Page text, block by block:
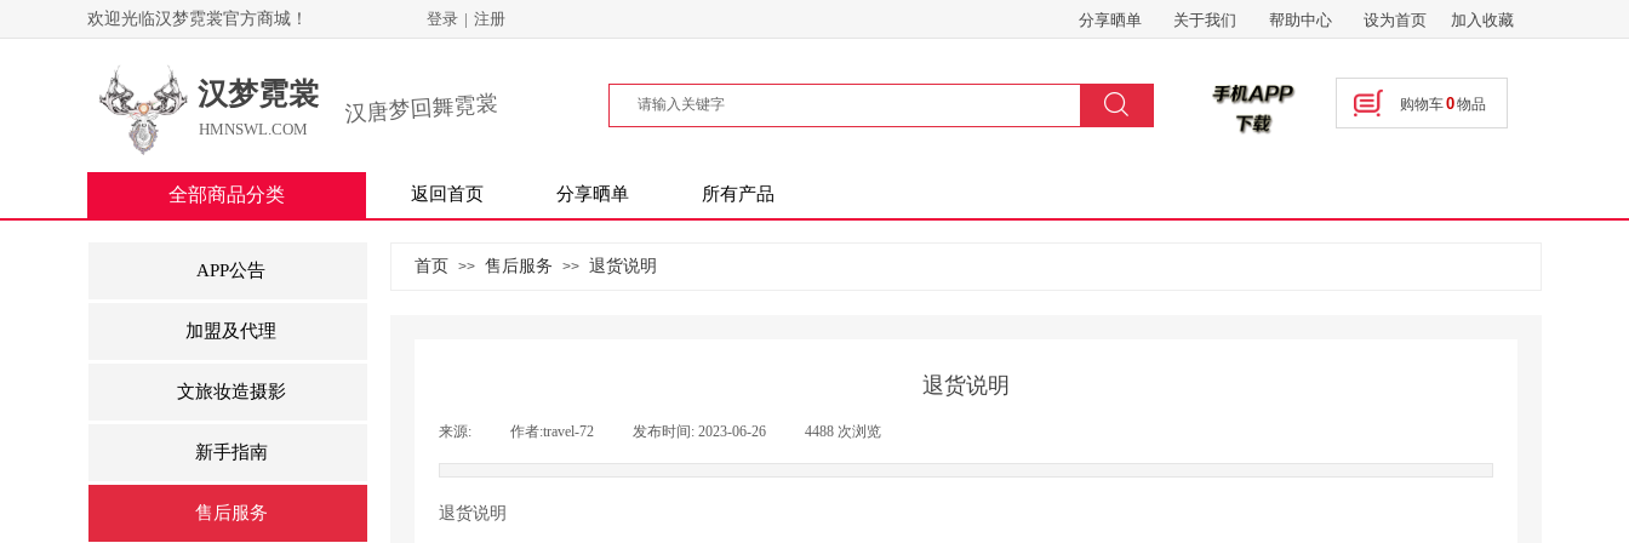
登录 | 注册 帮助中心
分享晒单 关于我们
欢迎光临汉梦霓裳官方商城！ 设为首页 加入收藏
按钮文本
搜索
汉唐梦回舞霓裳
汉梦霓裳
HMNSWL.COM
购物车0物品
全部商品分类 返回首页 分享晒单 所有产品
首页 >> 售后服务 >> 退货说明
APP公告
加盟及代理
文旅妆造摄影
新手指南
售后服务
退货说明
来源: 作者:travel-72 发布时间: 2023-06-26 4488 次浏览
退货说明